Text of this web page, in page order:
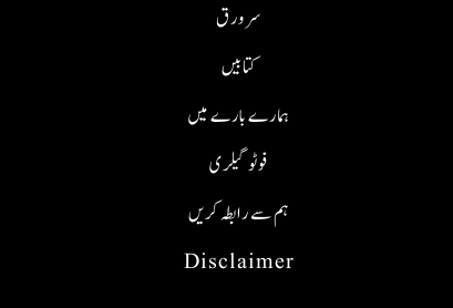
Disclaimer
ہم سے رابطہ کریں
فوٹو گیلری
ہمارے بارے میں
کتابیں
سر ورق